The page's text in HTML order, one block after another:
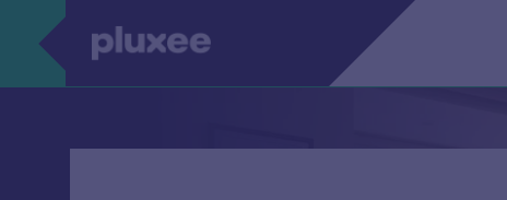
Pasar al contenido principal